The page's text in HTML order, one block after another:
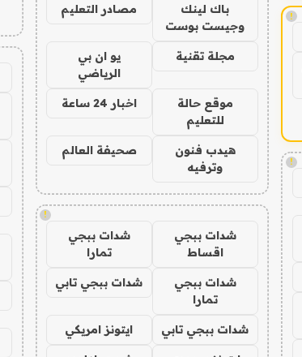
!
!
باك لينك
وجيست بوست
مصادر التعليم
مجلة تقنية
يو ان بي
الرياضي
موقع حالة
للتعليم
اخبار 24 ساعة
هيدب فنون
وترفيه
صحيفة العالم
!
شدات ببجي
اقساط
شدات ببجي
تمارا
شدات ببجي
تمارا
شدات ببجي تابي
شدات ببجي تابي ايتونز امريكي